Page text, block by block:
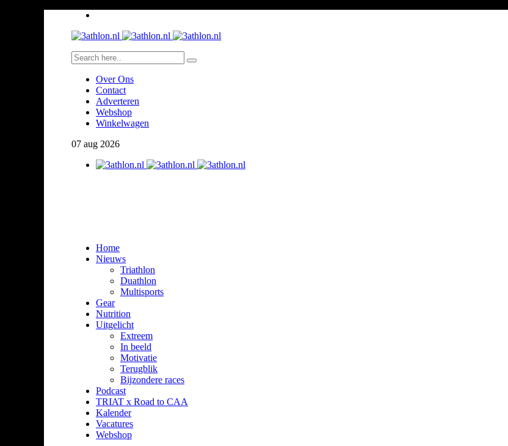
Over Ons
Contact
Adverteren
Webshop
Winkelwagen
07 aug 2026
Home
Nieuws
Triathlon
Duathlon
Multisports
Gear
Nutrition
Uitgelicht
Extreem
In beeld
Motivatie
Terugblik
Bijzondere races
Podcast
TRIAT x Road to CAA
Kalender
Vacatures
Webshop